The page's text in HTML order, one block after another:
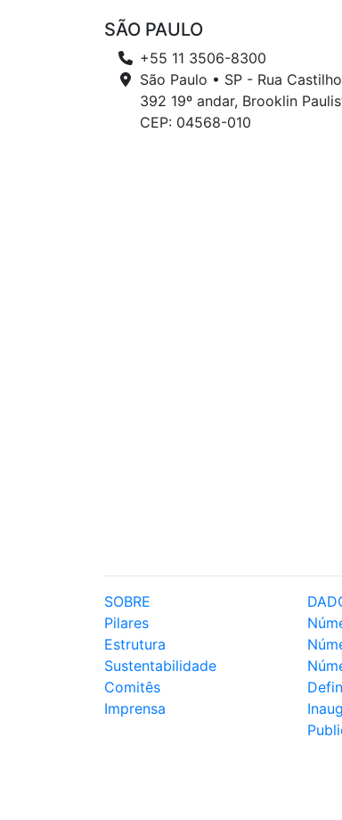
SÃO PAULO
+55 11 3506-8300
São Paulo • SP - Rua
392 19º andar, Brooklin
CEP: 04568-010
SOBRE
Pilares
Estrutura
Sustentabilidade
Comitês
Imprensa